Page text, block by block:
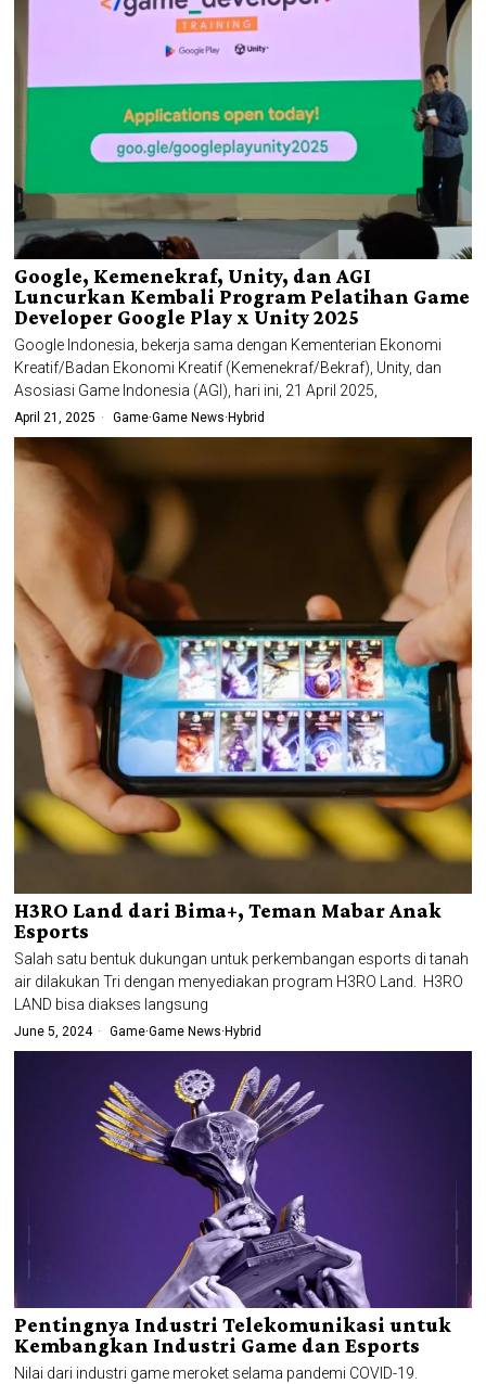
Google, Kemenekraf, Unity, dan AGI
Luncurkan Kembali Program Pelatihan Game
Developer Google Play x Unity 2025
Google Indonesia, bekerja sama dengan Kementerian Ekonomi
Kreatif/Badan Ekonomi Kreatif (Kemenekraf/Bekraf), Unity, dan
Asosiasi Game Indonesia (AGI), hari ini, 21 April 2025,
April 21, 2025 Game·Game News· Hybrid
H3RO Land dari Bima+, Teman Mabar Anak
Esports
Salah satu bentuk dukungan untuk perkembangan esports di tanah
air dilakukan Tri dengan menyediakan program H3RO Land. H3RO
LAND bisa diakses langsung
June 5, 2024 Game·Game News· Hybrid
Pentingnya Industri Telekomunikasi untuk
Kembangkan Industri Game dan Esports
Nilai dari industri game meroket selama pandemi COVID-19.